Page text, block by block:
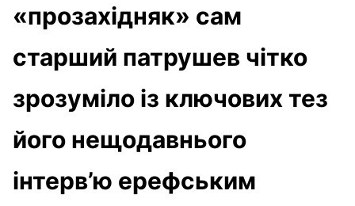
«прозахідняк» сам
старший патрушев чітко
зрозуміло із ключових тез
його нещодавнього
інтерв’ю ерефським